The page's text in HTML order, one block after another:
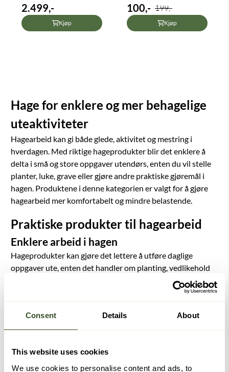
Consent Details About
This website uses cookies
We use cookies to personalise content and ads, to
2.499,-
Kjøp
100,- 199,-
Kjøp
Hage for enklere og mer behagelige
uteaktiviteter
Hagearbeid kan gi både glede, aktivitet og mestring i
hverdagen. Med riktige hageprodukter blir det enklere å
delta i små og store oppgaver utendørs, enten du vil stelle
planter, luke, grave eller gjøre andre praktiske gjøremål i
hagen. Produktene i denne kategorien er valgt for å gjøre
hagearbeid mer komfortabelt og mindre belastende.
Praktiske produkter til hagearbeid
Enklere arbeid i hagen
Hageprodukter kan gjøre det lettere å utføre daglige
oppgaver ute, enten det handler om planting, vedlikehold
eller annet hagearbeid. Dette kan bidra til at flere kan
Mindre belastning i hverdagen
Gode produkter til hagearbeid kan bidra til bedre
uteaktiviteter mer behagelige og enklere å gjennomføre.